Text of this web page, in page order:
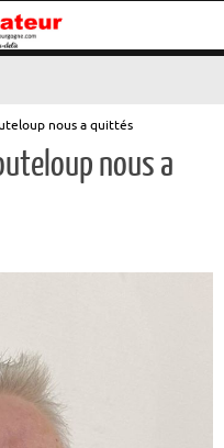
nous a quittés
nous a